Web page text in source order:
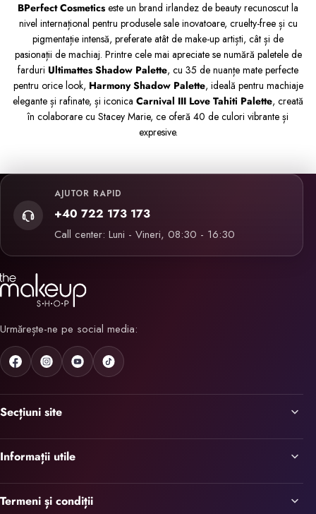
BPerfect Cosmetics este un brand irlandez de beauty recunoscut la
nivel internațional pentru produsele sale inovatoare, cruelty-free și cu
pigmentație intensă, preferate atât de make-up artiști, cât și de
pasionații de machiaj. Printre cele mai apreciate se numără paletele de
farduri Ultimattes Shadow Palette, cu 35 de nuanțe mate perfecte
pentru orice look, Harmony Shadow Palette, ideală pentru machiaje
elegante și rafinate, și iconica Carnival III Love Tahiti Palette, creată
în colaborare cu Stacey Marie, ce oferă 40 de culori vibrante și
expresive.
AJUTOR RAPID
+40 722 173 173
Call center: Luni - Vineri, 08:30 - 16:30
Urmărește-ne pe social media:
Secțiuni site
Informații utile
Termeni și condiții